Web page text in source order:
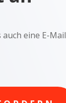
eine E-Mail